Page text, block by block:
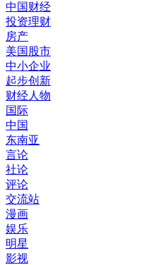
中国财经
投资理财
房产
美国股市
中小企业
起步创新
财经人物
国际
中国
东南亚
言论
社论
评论
交流站
漫画
娱乐
明星
影视